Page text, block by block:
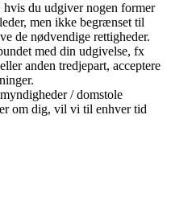
hvis du udgiver nogen former
men ikke begrænset til
de nødvendige rettigheder.
med din udgivelse, fx
anden tredjepart, acceptere
/ domstole
om dig, vil vi til enhver tid